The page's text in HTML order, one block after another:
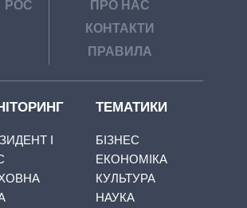
РОС
ПРО НАС
КОНТАКТИ
ПРАВИЛА
І
ТЕМАТИКИ
БІЗНЕС
ЕКОНОМІКА
КУЛЬТУРА
НАУКА